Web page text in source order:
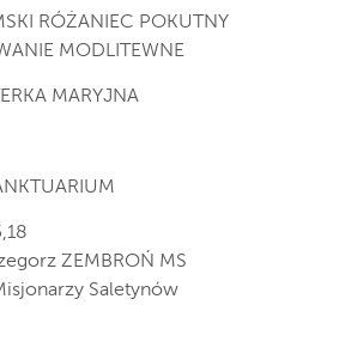
RÓŻANIEC POKUTNY
MODLITEWNE
MARYJNA
ZEMBROŃ MS
Saletynów